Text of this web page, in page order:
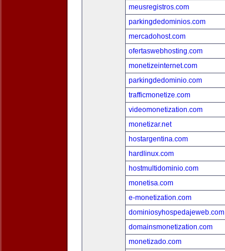
meusregistros.com
parkingdedominios.com
mercadohost.com
ofertaswebhosting.com
monetizeinternet.com
parkingdedominio.com
trafficmonetize.com
videomonetization.com
monetizar.net
hostargentina.com
hardlinux.com
hostmultidominio.com
monetisa.com
e-monetization.com
dominiosyhospedajeweb.com
domainsmonetization.com
monetizado.com